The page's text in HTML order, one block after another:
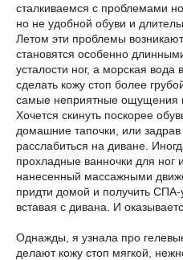
сталкиваемся с проблемами
но не удобной обуви и
Летом эти проблемы
становятся особенно
усталости ног, а морская вода
сделать кожу стоп более
самые неприятные ощущения
Хочется скинуть поскорее
домашние тапочки, или задрав
расслабиться на диване.
прохладные ванночки для ног
нанесенный массажными
придти домой и получить
вставая с дивана. И
Однажды, я узнала про
делают кожу стоп мягкой,